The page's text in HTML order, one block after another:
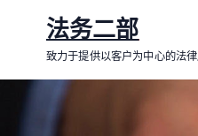
内
法务二部
致力于提供以客户为中心的法